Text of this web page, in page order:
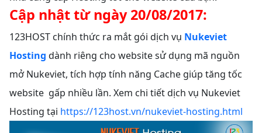
Cập nhật từ ngày 20/08/2017:
123HOST chính thức ra mắt gói dịch vụ Nukeviet
Hosting dành riêng cho website sử dụng mã nguồn
mở Nukeviet, tích hợp tính năng Cache giúp tăng tốc
website gấp nhiều lần. Xem chi tiết dịch vụ Nukeviet
Hosting tại https://123host.vn/nukeviet-hosting.html